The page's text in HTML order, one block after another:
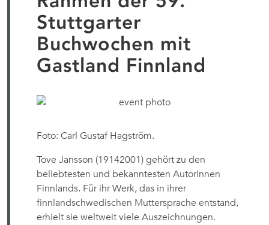
Stuttgarter
Buchwochen mit
Gastland Finnland
Foto: Carl Gustaf Hagström.
Tove Jansson (19142001) gehört zu den
beliebtesten und bekanntesten Autorinnen
Finnlands. Für ihr Werk, das in ihrer
finnlandschwedischen Muttersprache entstand,
erhielt sie weltweit viele Auszeichnungen.